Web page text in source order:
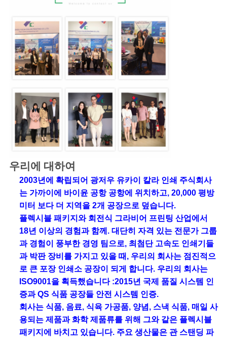
우리에 대하여
2003년에 확립되어 광저우 유카이 칼라 인쇄 주식회사
는 가까이에 바이윤 공항 공항에 위치하고, 20,000 평방
미터 보다 더 지역을 2개 공장으로 덮습니다.
플렉시블 패키지와 회전식 그라비어 프린팅 산업에서
18년 이상의 경험과 함께. 대단히 자격 있는 전문가 그룹
과 경험이 풍부한 경영 팀으로, 최첨단 고속도 인쇄기들
과 박판 장비를 가지고 있을 때, 우리의 회사는 점진적으
로 큰 포장 인쇄소 공장이 되게 합니다. 우리의 회사는
ISO9001을 획득했습니다 :2015년 국제 품질 시스템 인
증과 QS 식품 공장들 안전 시스템 인증.
회사는 식품, 음료, 식육 가공품, 양념, 스낵 식품, 매일 사
용되는 제품과 화학 제품류를 위해 그와 같은 플렉시블
패키지에 바치고 있습니다. 주요 생산물은 관 스탠딩 파